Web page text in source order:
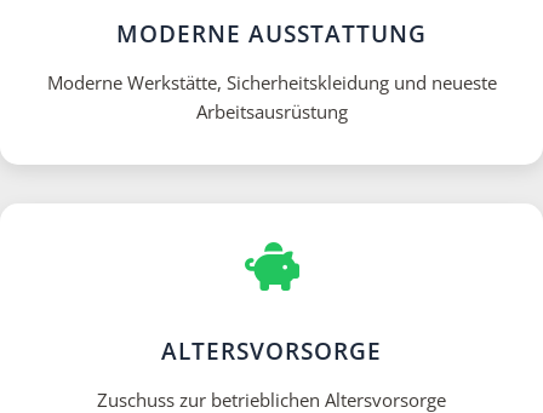
MODERNE AUSSTATTUNG
Moderne Werkstätte, Sicherheitskleidung und neueste
Arbeitsausrüstung
ALTERSVORSORGE
Zuschuss zur betrieblichen Altersvorsorge